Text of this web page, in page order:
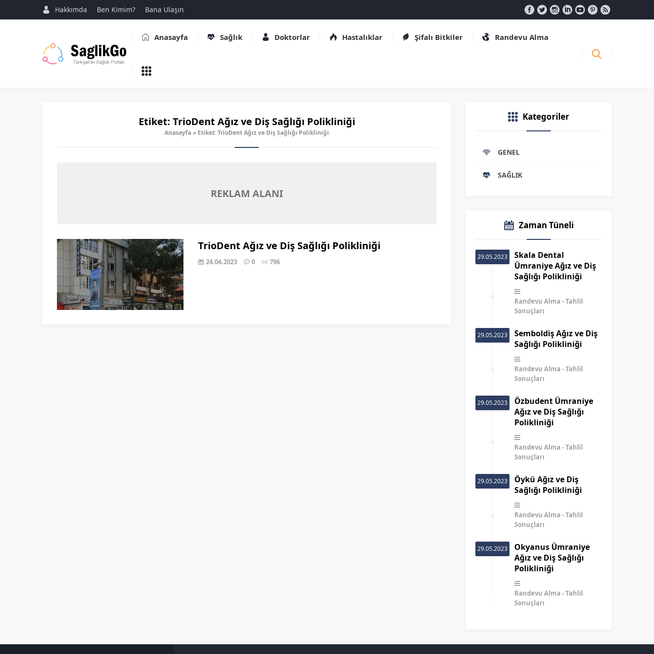
Hakkımda Ben Kimim? Bana Ulaşın
Anasayfa Sağlık Doktorlar Hastalıklar Şifalı Bitkiler Randevu Alma
Etiket: TrioDent Ağız ve Diş Sağlığı Polikliniği
Anasayfa» Etiket: TrioDent Ağız ve Diş Sağlığı Polikliniği
REKLAM ALANI
TrioDent Ağız ve Diş Sağlığı Polikliniği
24.04.2023 0 796
Kategoriler
GENEL
SAĞLIK
Zaman Tüneli
29.05.2023
Skala Dental
Ümraniye Ağız ve Diş
Sağlığı Polikliniği
Randevu Alma
Tahlil
Sonuçları
29.05.2023
Semboldiş Ağız ve Diş
Sağlığı Polikliniği
Randevu Alma
Tahlil
Sonuçları
29.05.2023
Özbudent Ümraniye
Ağız ve Diş Sağlığı
Polikliniği
Randevu Alma
Tahlil
Sonuçları
29.05.2023
Öykü Ağız ve Diş
Sağlığı Polikliniği
Randevu Alma
Tahlil
Sonuçları
29.05.2023
Okyanus Ümraniye
Ağız ve Diş Sağlığı
Polikliniği
Randevu Alma
Tahlil
Sonuçları